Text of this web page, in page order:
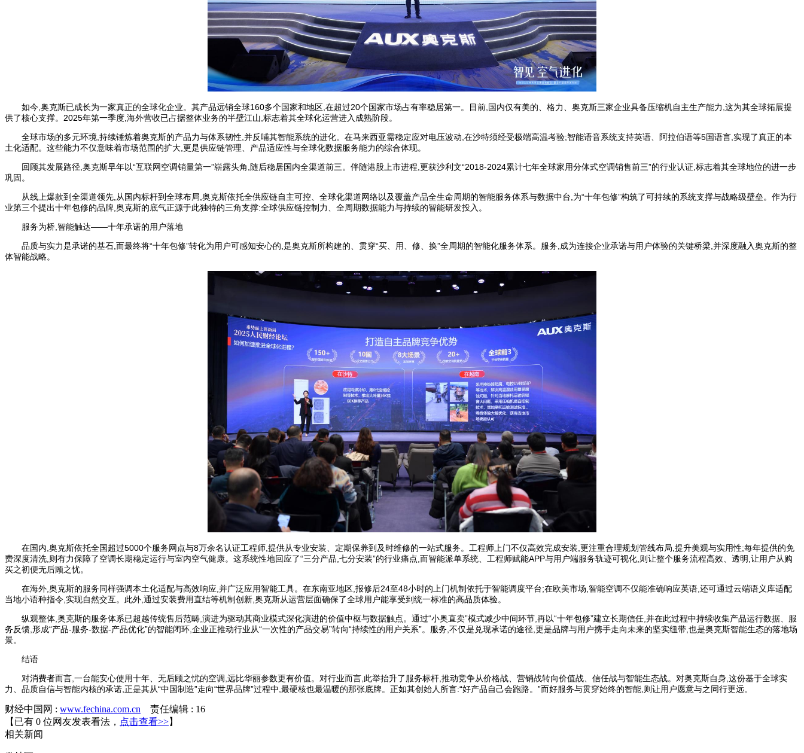
如今,奥克斯已成长为一家真正的全球化企业。其产品远销全球160多个国家和地区,在超过20个国家市场占有率稳居第一。目前,国内仅有美的、格力、奥克斯三家企业具备压缩机自主生产能力,这为其全球拓展提
供了核心支撑。2025年第一季度,海外营收已占据整体业务的半壁江山,标志着其全球化运营进入成熟阶段。
全球市场的多元环境,持续锤炼着奥克斯的产品力与体系韧性,并反哺其智能系统的进化。在马来西亚需稳定应对电压波动,在沙特须经受极端高温考验;智能语音系统支持英语、阿拉伯语等5国语言,实现了真正的本
土化适配。这些能力不仅意味着市场范围的扩大,更是供应链管理、产品适应性与全球化数据服务能力的综合体现。
回顾其发展路径,奥克斯早年以“互联网空调销量第一”崭露头角,随后稳居国内全渠道前三。伴随港股上市进程,更获沙利文“2018-2024累计七年全球家用分体式空调销售前三”的行业认证,标志着其全球地位的进一步
巩固。
从线上爆款到全渠道领先,从国内标杆到全球布局,奥克斯依托全供应链自主可控、全球化渠道网络以及覆盖产品全生命周期的智能服务体系与数据中台,为“十年包修”构筑了可持续的系统支撑与战略级壁垒。作为行
业第三个提出十年包修的品牌,奥克斯的底气正源于此独特的三角支撑:全球供应链控制力、全周期数据能力与持续的智能研发投入。
服务为桥,智能触达——十年承诺的用户落地
品质与实力是承诺的基石,而最终将“十年包修”转化为用户可感知安心的,是奥克斯所构建的、贯穿“买、用、修、换”全周期的智能化服务体系。服务,成为连接企业承诺与用户体验的关键桥梁,并深度融入奥克斯的整
体智能战略。
在国内,奥克斯依托全国超过5000个服务网点与8万余名认证工程师,提供从专业安装、定期保养到及时维修的一站式服务。工程师上门不仅高效完成安装,更注重合理规划管线布局,提升美观与实用性;每年提供的免
费深度清洗,则有力保障了空调长期稳定运行与室内空气健康。这系统性地回应了“三分产品,七分安装”的行业痛点,而智能派单系统、工程师赋能APP与用户端服务轨迹可视化,则让整个服务流程高效、透明,让用户从购
买之初便无后顾之忧。
在海外,奥克斯的服务同样强调本土化适配与高效响应,并广泛应用智能工具。在东南亚地区,报修后24至48小时的上门机制依托于智能调度平台;在欧美市场,智能空调不仅能准确响应英语,还可通过云端语义库适配
当地小语种指令,实现自然交互。此外,通过安装费用直结等机制创新,奥克斯从运营层面确保了全球用户能享受到统一标准的高品质体验。
纵观整体,奥克斯的服务体系已超越传统售后范畴,演进为驱动其商业模式深化演进的价值中枢与数据触点。通过“小奥直卖”模式减少中间环节,再以“十年包修”建立长期信任,并在此过程中持续收集产品运行数据、服
务反馈,形成“产品-服务-数据-产品优化”的智能闭环,企业正推动行业从“一次性的产品交易”转向“持续性的用户关系”。服务,不仅是兑现承诺的途径,更是品牌与用户携手走向未来的坚实纽带,也是奥克斯智能生态的落地场
景。
结语
对消费者而言,一台能安心使用十年、无后顾之忧的空调,远比华丽参数更有价值。对行业而言,此举抬升了服务标杆,推动竞争从价格战、营销战转向价值战、信任战与智能生态战。对奥克斯自身,这份基于全球实
力、品质自信与智能内核的承诺,正是其从“中国制造”走向“世界品牌”过程中,最硬核也最温暖的那张底牌。正如其创始人所言:“好产品自己会跑路。”而好服务与贯穿始终的智能,则让用户愿意与之同行更远。
财经中国网 : www.fechina.com.cn 责任编辑 : 16
【已有 0 位网友发表看法， 点击查看>>】
相关新闻